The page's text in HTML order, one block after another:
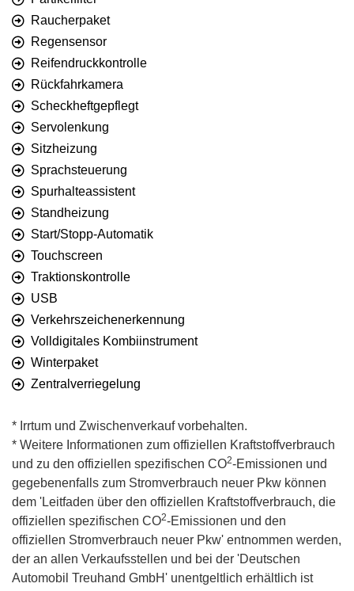
Raucherpaket
Regensensor
Reifendruckkontrolle
Rückfahrkamera
Scheckheftgepflegt
Servolenkung
Sitzheizung
Sprachsteuerung
Spurhalteassistent
Standheizung
Start/Stopp-Automatik
Touchscreen
Traktionskontrolle
USB
Verkehrszeichenerkennung
Volldigitales Kombiinstrument
Winterpaket
Zentralverriegelung
* Irrtum und Zwischenverkauf vorbehalten.
* Weitere Informationen zum offiziellen Kraftstoffverbrauch
und zu den offiziellen spezifischen CO2-Emissionen und
gegebenenfalls zum Stromverbrauch neuer Pkw können
dem 'Leitfaden über den offiziellen Kraftstoffverbrauch, die
offiziellen spezifischen CO2-Emissionen und den
offiziellen Stromverbrauch neuer Pkw' entnommen werden,
der an allen Verkaufsstellen und bei der 'Deutschen
Automobil Treuhand GmbH' unentgeltlich erhältlich ist